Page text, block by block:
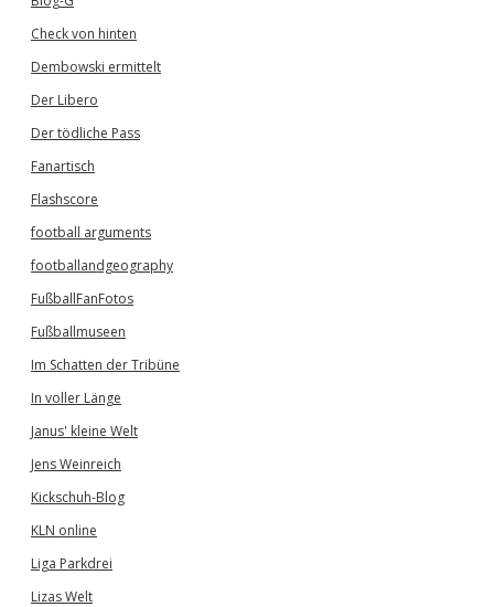
Check von hinten
Dembowski ermittelt
Der Libero
Der tödliche Pass
Fanartisch
Flashscore
football arguments
footballandgeography
FußballFanFotos
Fußballmuseen
Im Schatten der Tribüne
In voller Länge
Janus' kleine Welt
Jens Weinreich
Kickschuh-Blog
KLN online
Liga Parkdrei
Lizas Welt